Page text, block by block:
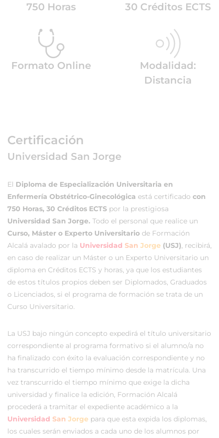
750 Horas 30 Créditos ECTS
Formato Online
Modalidad:
Distancia
Certificación
Universidad San Jorge
El Diploma de Especialización Universitaria en
Enfermería Obstétrico-Ginecológica está certificado con
750 Horas, 30 Créditos ECTS por la prestigiosa
Universidad San Jorge. Todo el personal que realice un
Curso, Máster o Experto Universitario de Formación
Alcalá avalado por la Universidad San Jorge (USJ), recibirá,
en caso de realizar un Máster o un Experto Universitario un
diploma en Créditos ECTS y horas, ya que los estudiantes
de estos títulos propios deben ser Diplomados, Graduados
o Licenciados, si el programa de formación se trata de un
Curso Universitario.
La USJ bajo ningún concepto expedirá el título universitario
correspondiente al programa formativo si el alumno/a no
ha finalizado con éxito la evaluación correspondiente y no
ha transcurrido el tiempo mínimo desde la matrícula. Una
vez transcurrido el tiempo mínimo que exige la dicha
universidad y finalice la edición, Formación Alcalá
procederá a tramitar el expediente académico a la
Universidad San Jorge para que esta expida los diplomas,
los cuales serán enviados a cada uno de los alumnos por